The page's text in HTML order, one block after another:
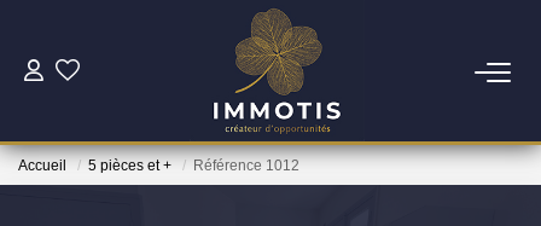
ESTIMER
Accueil 5 pièces et + Référence 1012